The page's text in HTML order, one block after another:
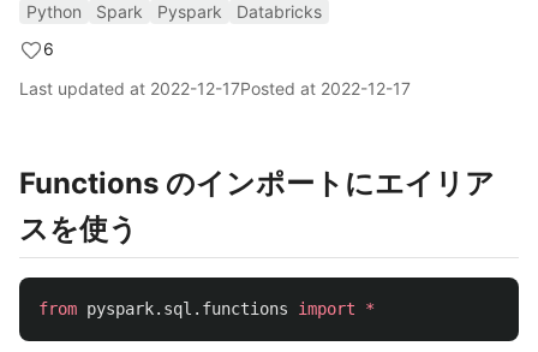
Python Spark Pyspark
Databricks
6
Last updated at 2022-12-17Posted at 2022-12-17
Functions のインポートにエイリア
スを使う
from pyspark.sql.functions import *